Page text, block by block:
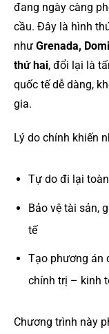
đang ngày càng
cầu. Đây là hình
như Grenada,
thứ hai, đổi lại là
quốc tế dễ dàng,
gia.
Lý do chính khiến
Tự do đi lại
Bảo vệ tài sản,
tế
Tạo phương án
chính trị – kinh
Chương trình này